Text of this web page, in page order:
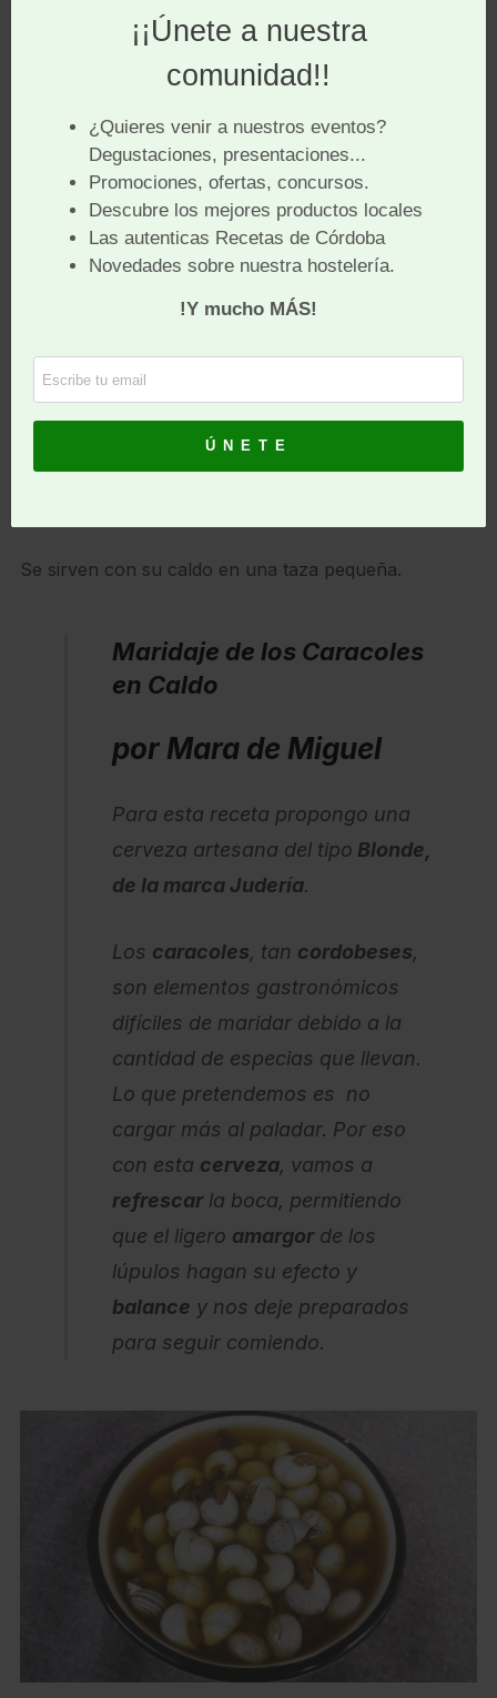
destapar para desespumarlos y quitar todas las
concha se pone el fuego fuerte para que salgan al
máximo. Los dejamos hervir unos 5 minutos, tiramos
ese agua y el laurel y los ponemos, de nuevo, en
agua limpia hirviendo.
atadillo de especies y se dejan hervir a fuego medio y
con la olla tapada unos 30 minutos, o hasta que estén
tiernos.
En cuanto estén a nuestro gusto, se retira la
hierbabuena para que no amargue y también se quita
Se sirven con su caldo en una taza pequeña.
Maridaje de los Caracoles
en Caldo
por Mara de Miguel
Para esta receta propongo una
cerveza artesana del tipo Blonde,
de la marca Judería.
Los caracoles, tan cordobeses,
son elementos gastronómicos
difíciles de maridar debido a la
cantidad de especias que llevan.
Lo que pretendemos es no
cargar más al paladar. Por eso
con esta cerveza, vamos a
refrescarla boca, permitiendo
que el ligero amargorde los
lúpulos hagan su efecto y
balance y nos deje preparados
para seguir comiendo.